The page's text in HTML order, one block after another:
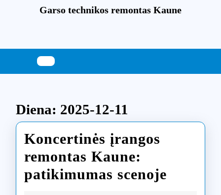
Garso technikos remontas Kaune
Diena: 2025-12-11
Koncertinės įrangos
remontas Kaune:
patikimumas scenoje